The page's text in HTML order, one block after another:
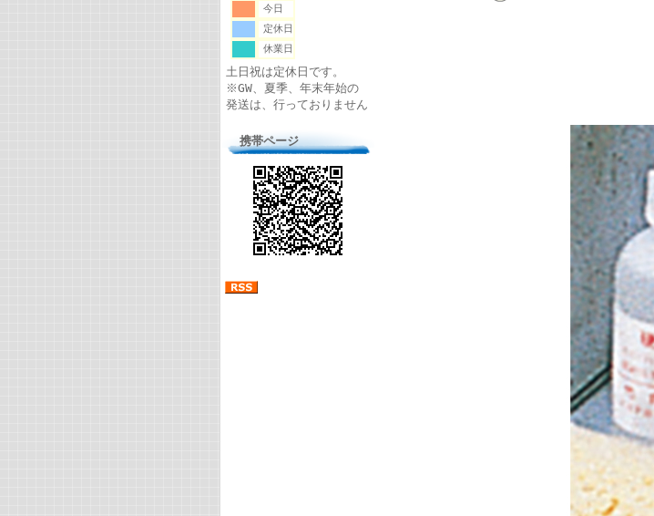
今日
定休日
休業日
土日祝は定休日です。
※GW、夏季、年末年始の
発送は、行っておりません
携帯ページ